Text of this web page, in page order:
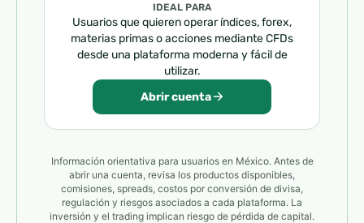
IDEAL PARA
Usuarios que quieren operar índices, forex,
materias primas o acciones mediante CFDs
desde una plataforma moderna y fácil de
utilizar.
Abrir cuenta
Información orientativa para usuarios en México. Antes de
abrir una cuenta, revisa los productos disponibles,
comisiones, spreads, costos por conversión de divisa,
regulación y riesgos asociados a cada plataforma. La
inversión y el trading implican riesgo de pérdida de capital.